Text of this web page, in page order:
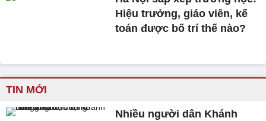
Hiệu trưởng, giáo viên, kế
toán được bố trí thế nào?
TIN MỚI
Nhiều người dân Khánh